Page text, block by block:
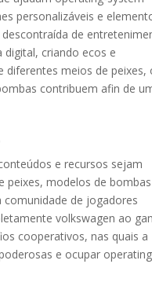
personalizáveis e
de
digital, criando ecos e
diferentes meios de peixes,
contribuem afin de
e recursos sejam
peixes, modelos de bombas
de jogadores
volkswagen ao
cooperativos, nas quais a
e ocupar operating